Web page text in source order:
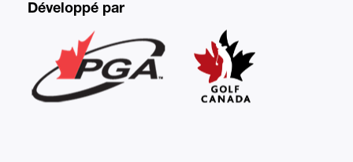
Développé par